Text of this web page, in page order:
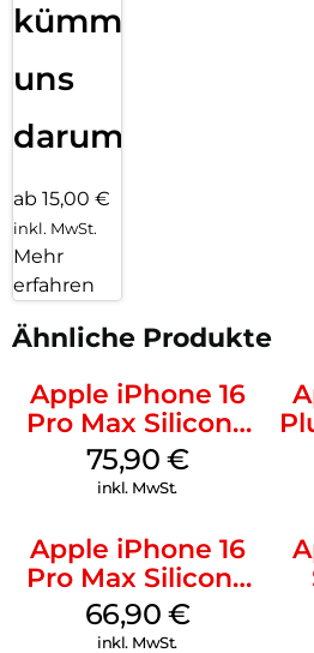
kümmern
uns
darum!
ab 15,00 €
inkl. MwSt.
Mehr
erfahren
Ähnliche Produkte
Apple iPhone 16
Pro Max Silicone
Case MagSafe
Stone Gray
75,90 €
inkl. MwSt.
Apple iPhone 16
Pro Max Silicone
Case MagSafe
Black
66,90 €
inkl. MwSt.